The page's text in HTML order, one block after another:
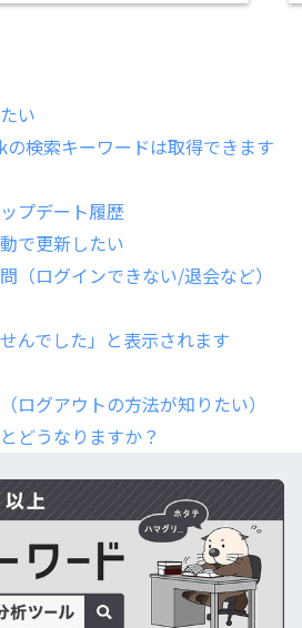
い
検索キーワードは取得できます
プデート履歴
で更新したい
（ログインできない/退会など）
んでした」と表示されます
ログアウトの方法が知りたい）
どうなりますか？